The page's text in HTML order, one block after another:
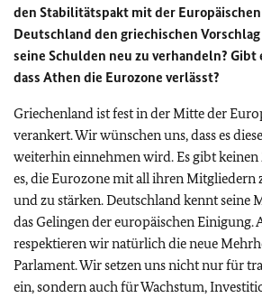
den Stabilitätspakt mit der
Deutschland den griechischen
seine Schulden neu zu verhandeln? Gibt
dass Athen die Eurozone verlässt?
Griechenland ist fest in der Mitte der
verankert. Wir wünschen uns, dass es
weiterhin einnehmen wird. Es gibt keinen
es, die Eurozone mit all ihren Mitgliedern
und zu stärken. Deutschland kennt
das Gelingen der europäischen Einigung.
respektieren wir natürlich die neue
Parlament. Wir setzen uns nicht nur für
ein, sondern auch für Wachstum,